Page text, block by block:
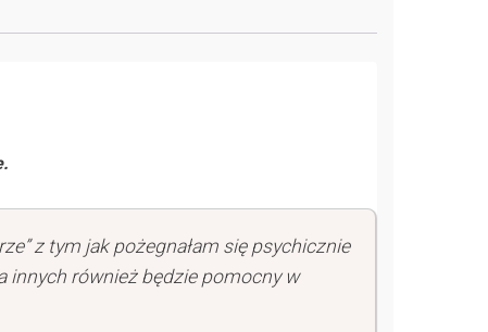
z tym jak pożegnałam się psychicznie
innych również będzie pomocny w